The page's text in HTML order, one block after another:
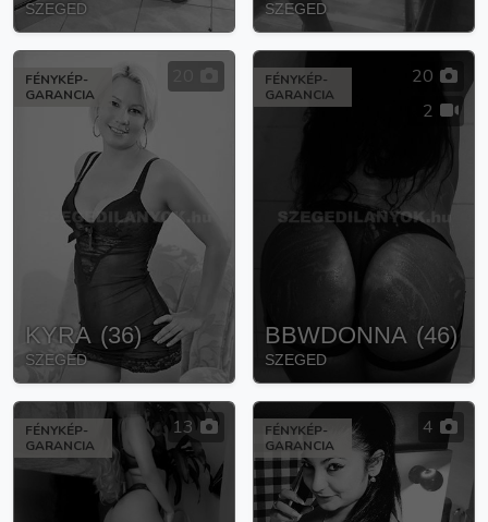
SZEGED SZEGED
FÉNYKÉP-
GARANCIA
KYRA (36)
SZEGED
FÉNYKÉP-
GARANCIA
20
2
BBWDONNA (46)
SZEGED
FÉNYKÉP-
GARANCIA
13
FÉNYKÉP-
GARANCIA
4